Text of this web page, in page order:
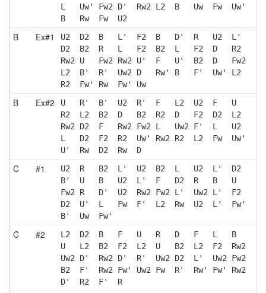
L   Uw' Fw2 D'  Rw2 L2  B   Uw  Fw  Uw'
B   Rw  Fw  U2
B Ex#1
U2  D2  B   L'  F2  B   D'  R   U2  L'
D2  B2  R   L   F2  B2  L   F2  D   R2
Rw2 U   Fw2 Rw2 U'  F   U'  B2  D   Fw2
L2  B'  R'  Uw2 D   Rw' B   F'  Uw' L2
R2  Fw' Rw  Fw' Uw
B Ex#2
U   R'  B'  U2  R'  F   L2  U2  F   U
R2  L2  B2  D   B2  R2  D   F2  D2  L2
Rw2 D2  F   Rw2 Fw2 L   Uw2 F'  L   U2
L   D2  F2  R2  Uw' Rw2 R2  L2  Fw  Uw'
U'  Rw  D2  Rw  D
C #1
U2  R   B2  L'  U2  B2  L   U2  L'  D2
B'  U   B   U2  L'  F   D2  R   B   U
Fw2 R   D'  U2  Rw2 Fw2 L'  Uw2 L'  F2
D2  U'  L   Fw  F'  L2  Rw  U2  L'  Fw'
B'  Uw  Fw'
C #2
L2  D2  B   F   U   R   D   F   L   B
U   L2  B2  F2  L2  U   B2  L2  F2  Rw2
Uw2 D'  Rw2 D'  R'  Uw2 D2  L'  Uw2 Fw2
B2  F'  Rw2 Fw' Uw2 Fw  R'  Rw' Fw' Rw2
D'  R2  F'  R